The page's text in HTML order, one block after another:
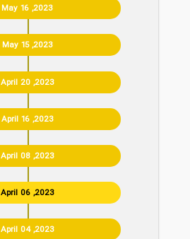
May 16 ,2023
May 15 ,2023
April 20 ,2023
April 16 ,2023
April 08 ,2023
April 06 ,2023
April 04 ,2023